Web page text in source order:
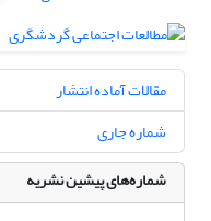
مقالات آماده انتشار
شماره جاری
شماره‌های پیشین نشریه